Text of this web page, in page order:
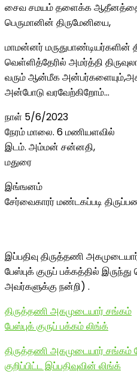
சைவ சமயம் தளைக்க ஆதீனத்தை
பெருமானின் திருமேனியை,
மாமன்னர் மருதுபாண்டியர்களின்
வெள்ளித்தேரில் அமர்த்தி
வரும் ஆன்மீக
அன்போடு வரவேற்கிறோம்…
நாள் 5/6/2023
நேரம் மாலை. 6 மணியளவில்
இடம். அம்மன் சன்னதி,
மதுரை
இங்ஙனம்
சேர்வைகாரர் மண்டகப்படி
இப்பதிவு திருத்தணி
பேஸ்புக் குருப் பக்கத்தில்
அவர்களுக்கு நன்றி) .
திருத்தணி அகமுடையார் சங்கம்
பேஸ்புக் குருப் பக்கம் லிங்க்
திருத்தணி அகமுடையார் சங்கம்
குறிப்பிட்ட இப்பதிவுவின் லிங்க்